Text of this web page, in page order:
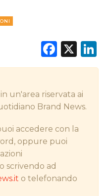
X
un'area riservata ai
Brand News.
accedere con la
oppure puoi
scrivendo ad
o telefonando